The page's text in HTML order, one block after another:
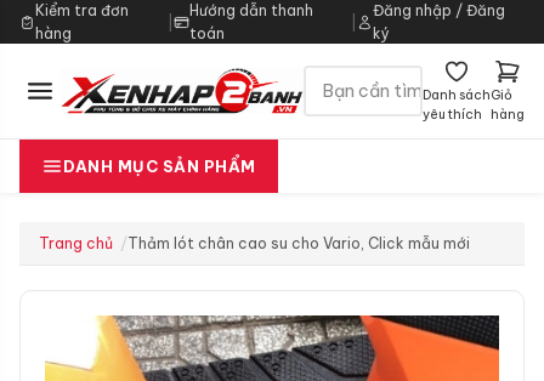
Kiểm tra đơn
hàng
|
Hướng dẫn thanh
toán
Đăng nhập / Đăng
ký
Danh sách
yêu thích
Giỏ
hàng
DANH MỤC SẢN PHẨM
Trang chủ Thảm lót chân cao su cho Vario, Click mẫu mới